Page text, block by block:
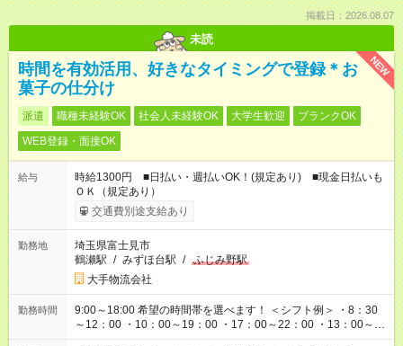
掲載日：2026.08.07
未読
NEW
時間を有効活用、好きなタイミングで登録＊お
菓子の仕分け
派遣 職種未経験OK 社会人未経験OK 大学生歓迎
ブランクOK
WEB登録・面接OK
給与
時給1300円 ■日払い・週払いOK！(規定あり) ■現金日払いも
ＯＫ（規定あり）
交通費別途支給あり
勤務地
埼玉県富士見市
鶴瀬駅 / みずほ台駅 / ふじみ野駅
大手物流会社
勤務時間
9:00～18:00 希望の時間帯を選べます！ ＜シフト例＞ ・8：30
～12：00 ・10：00～19：00 ・17：00～22：00 ・13：00～
22：00 ・22：00～翌6：00 など